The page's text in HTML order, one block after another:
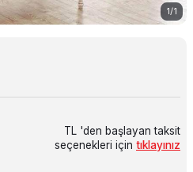
1/1
TL 'den başlayan taksit
seçenekleri için tıklayınız